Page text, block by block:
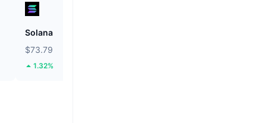
Solana
$73.79
1.32%